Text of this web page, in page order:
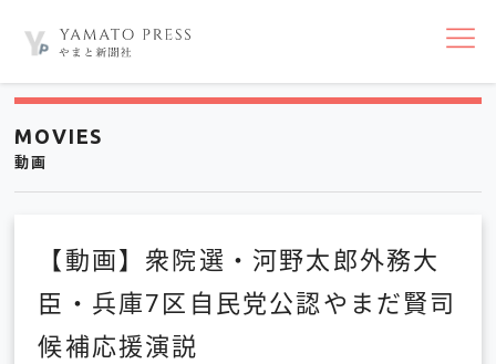
nav
MOVIES
動画
【動画】衆院選・河野太郎外務大
臣・兵庫7区自民党公認やまだ賢司
候補応援演説